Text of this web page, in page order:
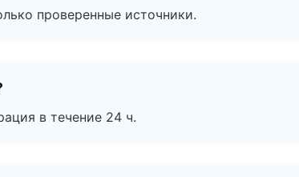
проверенные источники.
в течение 24 ч.